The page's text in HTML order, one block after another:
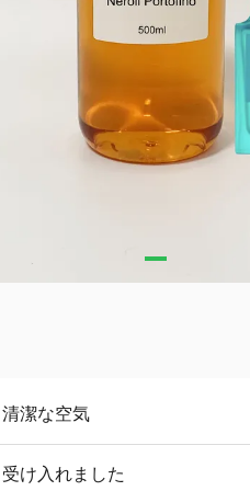
清潔な空気
受け入れました